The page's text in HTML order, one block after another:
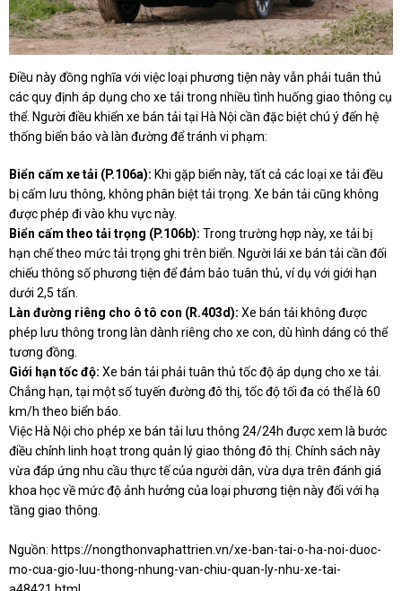
Điều này đồng nghĩa với việc loại phương tiện này vẫn phải tuân thủ
các quy định áp dụng cho xe tải trong nhiều tình huống giao thông cụ
thể. Người điều khiển xe bán tải tại Hà Nội cần đặc biệt chú ý đến hệ
thống biển báo và làn đường để tránh vi phạm:
Biển cấm xe tải (P.106a): Khi gặp biển này, tất cả các loại xe tải đều
bị cấm lưu thông, không phân biệt tải trọng. Xe bán tải cũng không
được phép đi vào khu vực này.
Biển cấm theo tải trọng (P.106b): Trong trường hợp này, xe tải bị
hạn chế theo mức tải trọng ghi trên biển. Người lái xe bán tải cần đối
chiếu thông số phương tiện để đảm bảo tuân thủ, ví dụ với giới hạn
dưới 2,5 tấn.
Làn đường riêng cho ô tô con (R.403d): Xe bán tải không được
phép lưu thông trong làn dành riêng cho xe con, dù hình dáng có thể
tương đồng.
Giới hạn tốc độ: Xe bán tải phải tuân thủ tốc độ áp dụng cho xe tải.
Chẳng hạn, tại một số tuyến đường đô thị, tốc độ tối đa có thể là 60
km/h theo biển báo.
Việc Hà Nội cho phép xe bán tải lưu thông 24/24h được xem là bước
điều chỉnh linh hoạt trong quản lý giao thông đô thị. Chính sách này
vừa đáp ứng nhu cầu thực tế của người dân, vừa dựa trên đánh giá
khoa học về mức độ ảnh hưởng của loại phương tiện này đối với hạ
tầng giao thông.
Nguồn: https://nongthonvaphattrien.vn/xe-ban-tai-o-ha-noi-duoc-
mo-cua-gio-luu-thong-nhung-van-chiu-quan-ly-nhu-xe-tai-